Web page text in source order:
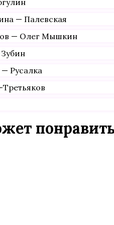
— Палевская
— Олег Мышкин
Русалка